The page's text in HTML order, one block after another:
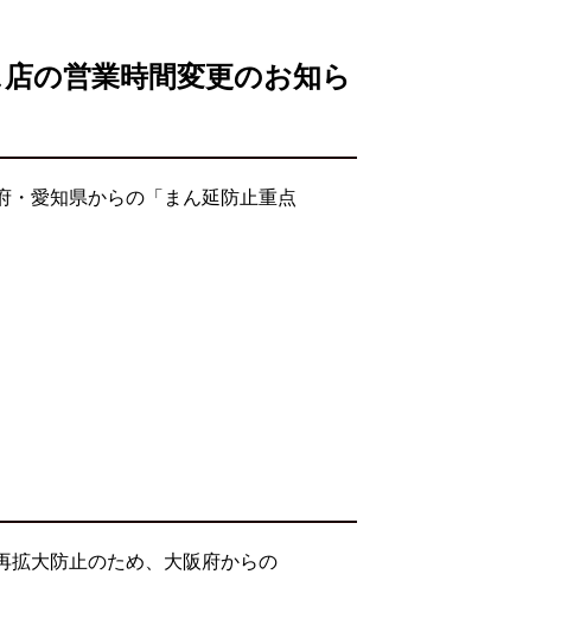
の営業時間変更のお知ら
・愛知県からの「まん延防止重点
拡大防止のため、大阪府からの